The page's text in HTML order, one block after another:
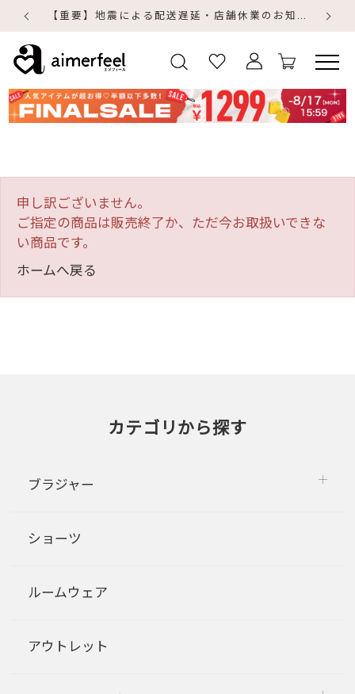
【重要】地震による配送遅延・店舗休業のお知らせ
申し訳ございません。
ご指定の商品は販売終了か、ただ今お取扱いできな
い商品です。
ホームへ戻る
カテゴリから探す
ブラジャー
ショーツ
ルームウェア
アウトレット